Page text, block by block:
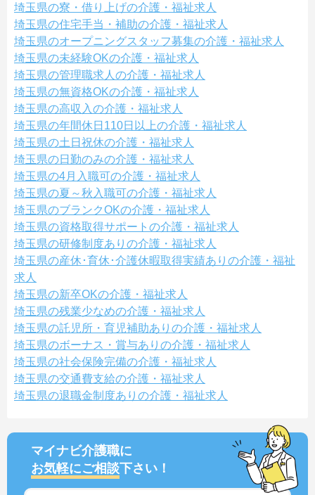
埼玉県の寮・借り上げの介護・福祉求人
埼玉県の住宅手当・補助の介護・福祉求人
埼玉県のオープニングスタッフ募集の介護・福祉求人
埼玉県の未経験OKの介護・福祉求人
埼玉県の管理職求人の介護・福祉求人
埼玉県の無資格OKの介護・福祉求人
埼玉県の高収入の介護・福祉求人
埼玉県の年間休日110日以上の介護・福祉求人
埼玉県の土日祝休の介護・福祉求人
埼玉県の日勤のみの介護・福祉求人
埼玉県の4月入職可の介護・福祉求人
埼玉県の夏～秋入職可の介護・福祉求人
埼玉県のブランクOKの介護・福祉求人
埼玉県の資格取得サポートの介護・福祉求人
埼玉県の研修制度ありの介護・福祉求人
埼玉県の産休･育休･介護休暇取得実績ありの介護・福祉
求人
埼玉県の新卒OKの介護・福祉求人
埼玉県の残業少なめの介護・福祉求人
埼玉県の託児所・育児補助ありの介護・福祉求人
埼玉県のボーナス・賞与ありの介護・福祉求人
埼玉県の社会保険完備の介護・福祉求人
埼玉県の交通費支給の介護・福祉求人
埼玉県の退職金制度ありの介護・福祉求人
マイナビ介護職に
お気軽にご相談下さい！